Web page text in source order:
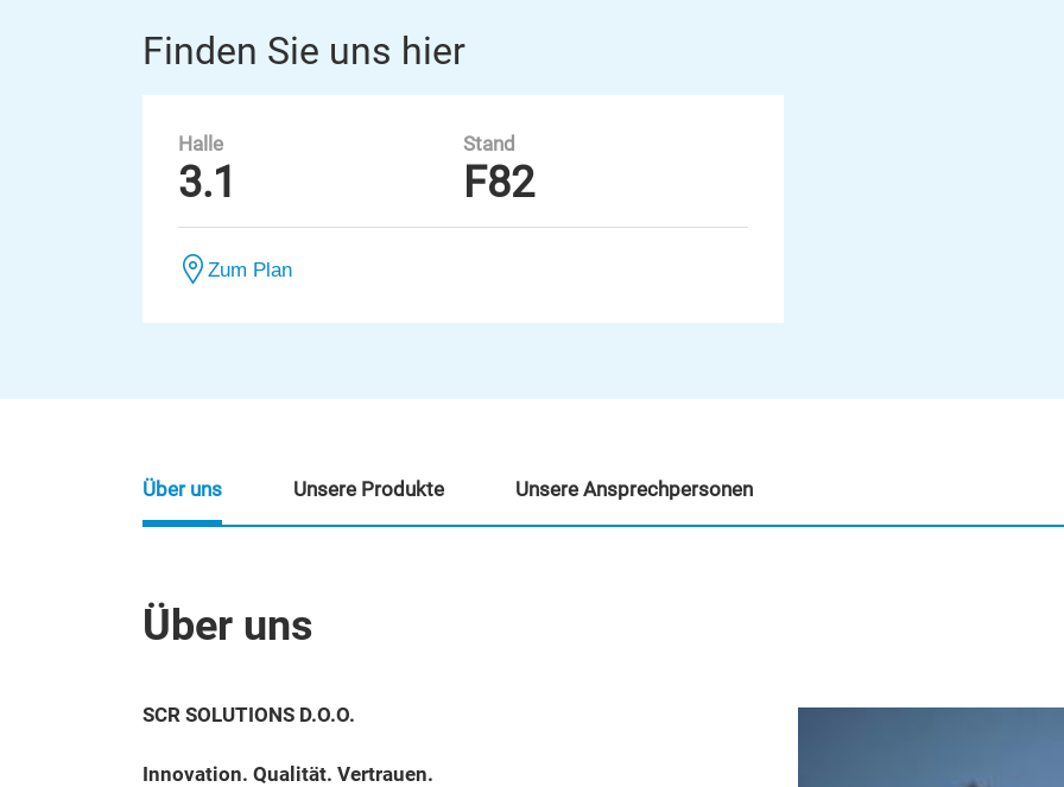
Finden Sie uns hier
Halle
3.1
Stand
F82
Zum Plan
Über uns
SCR SOLUTIONS D.O.O.
Innovation. Qualität. Vertrauen.
Über uns Unsere Produkte Unsere Ansprechpersonen